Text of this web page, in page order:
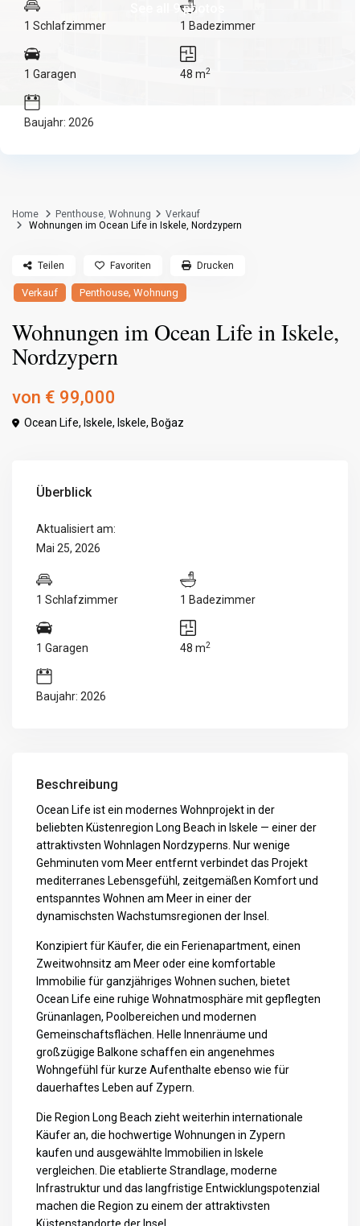
See all 9 photos
1 Schlafzimmer 1 Badezimmer
1 Garagen 48 m2
Baujahr: 2026
Home Penthouse,Wohnung
Verkauf
Wohnungen im Ocean Life in Iskele, Nordzypern
Verkauf Penthouse,Wohnung
Wohnungen im Ocean Life in Iskele,
Nordzypern
von € 99,000
Ocean Life, Iskele, Iskele, Boğaz
Teilen Favoriten Drucken
Überblick
Aktualisiert am:
Mai 25, 2026
1 Schlafzimmer 1 Badezimmer
1 Garagen 48 m2
Baujahr: 2026
Beschreibung
Ocean Life ist ein modernes Wohnprojekt in der
beliebten Küstenregion Long Beach in Iskele — einer der
attraktivsten Wohnlagen Nordzyperns. Nur wenige
Gehminuten vom Meer entfernt verbindet das Projekt
mediterranes Lebensgefühl, zeitgemäßen Komfort und
entspanntes Wohnen am Meer in einer der
dynamischsten Wachstumsregionen der Insel.
Konzipiert für Käufer, die ein Ferienapartment, einen
Zweitwohnsitz am Meer oder eine komfortable
Immobilie für ganzjähriges Wohnen suchen, bietet
Ocean Life eine ruhige Wohnatmosphäre mit gepflegten
Grünanlagen, Poolbereichen und modernen
Gemeinschaftsflächen. Helle Innenräume und
großzügige Balkone schaffen ein angenehmes
Wohngefühl für kurze Aufenthalte ebenso wie für
dauerhaftes Leben auf Zypern.
Die Region Long Beach zieht weiterhin internationale
Käufer an, die hochwertigeWohnungen in Zypern
kaufen und ausgewählte Immobilien in Iskele
vergleichen. Die etablierte Strandlage, moderne
Infrastruktur und das langfristige Entwicklungspotenzial
machen die Region zu einem der attraktivsten